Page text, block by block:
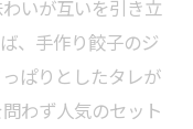
いが互いを引き立
、手作り餃子のジ
ぱりとしたタレが
わず人気のセット